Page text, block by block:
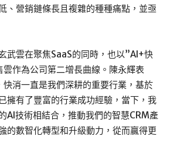
、營銷鏈條長且複雜的種種痛點，並亟
武雲在聚焦SaaS的同時，也以”AI+快
作為公司第二增長曲線。陳永輝表
消一直是我們深耕的重要行業，基於
擁有了豐富的行業成功經驗，當下，我
AI技術相結合，推動我們的智慧CRM產
的數智化轉型和升級動力，從而贏得更